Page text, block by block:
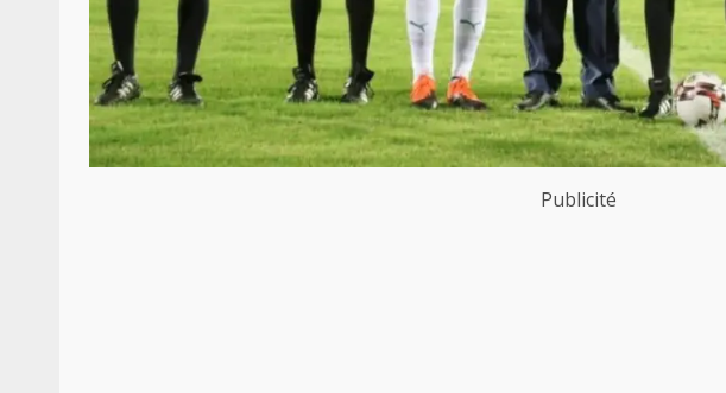
Publicité